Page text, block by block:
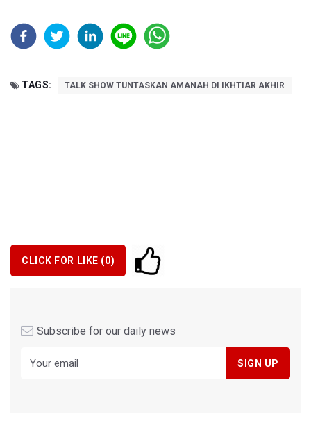
TAGS: TALK SHOW TUNTASKAN AMANAH DI IKHTIAR AKHIR
CLICK FOR LIKE (0)
Subscribe for our daily news